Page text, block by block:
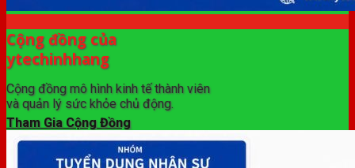
Cộng đồng của
ytechinhhang
Cộng đồng mô hình kinh tế thành viên
và quản lý sức khỏe chủ động.
Tham Gia Cộng Đồng